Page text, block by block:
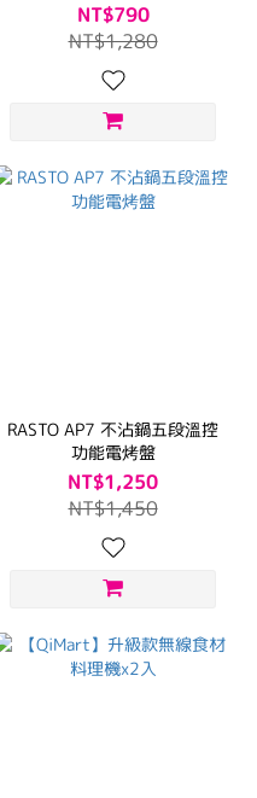
NT$790
NT$1,280
RASTO AP7 不沾鍋五段溫控
功能電烤盤
NT$1,250
NT$1,450